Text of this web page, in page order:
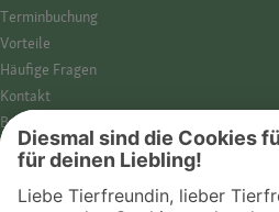
Termin­buchung
Vorteile
Häufige Fragen
Kontakt
Barrierefreiheit
Impressum
Datenschutz­hinweise
Cookies